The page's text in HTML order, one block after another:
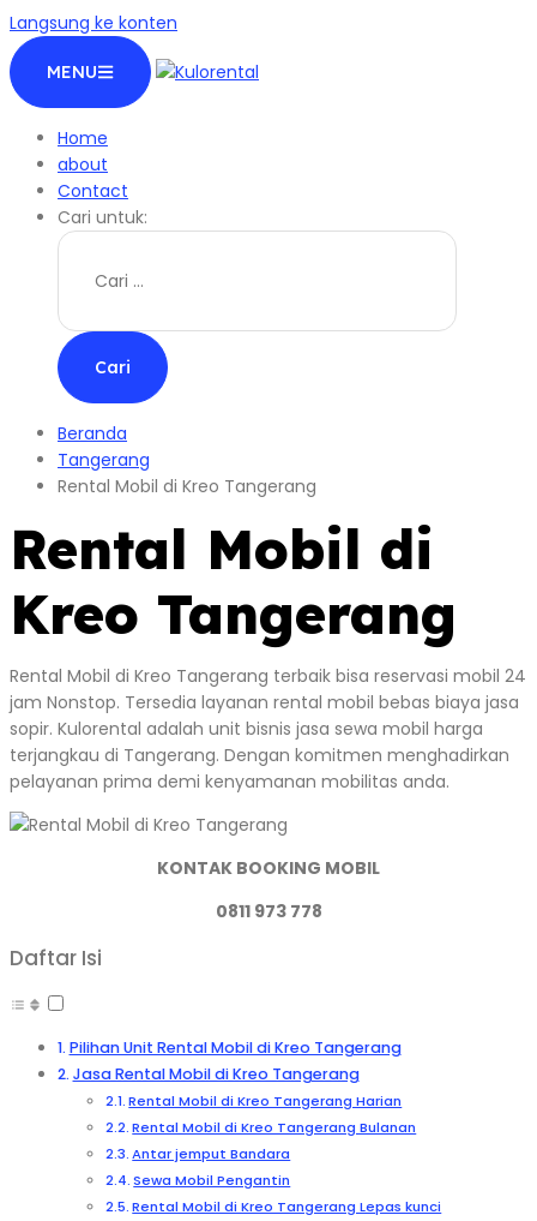
Langsung ke konten
MENU
Home
about
Contact
Cari untuk:
Beranda
Tangerang
Rental Mobil di Kreo Tangerang
Rental Mobil di
Kreo Tangerang
Rental Mobil di Kreo Tangerang terbaik bisa reservasi mobil 24
jam Nonstop. Tersedia layanan rental mobil bebas biaya jasa
sopir. Kulorental adalah unit bisnis jasa sewa mobil harga
terjangkau di Tangerang. Dengan komitmen menghadirkan
pelayanan prima demi kenyamanan mobilitas anda.
KONTAK BOOKING MOBIL
0811 973 778
Daftar Isi
Pilihan Unit Rental Mobil di Kreo Tangerang
Jasa Rental Mobil di Kreo Tangerang
Rental Mobil di Kreo Tangerang Harian
Rental Mobil di Kreo Tangerang Bulanan
Antar jemput Bandara
Sewa Mobil Pengantin
Rental Mobil di Kreo Tangerang Lepas kunci